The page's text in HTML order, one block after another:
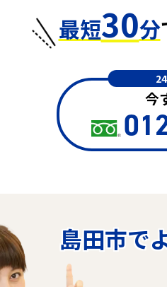
最短30分
今
島田市で